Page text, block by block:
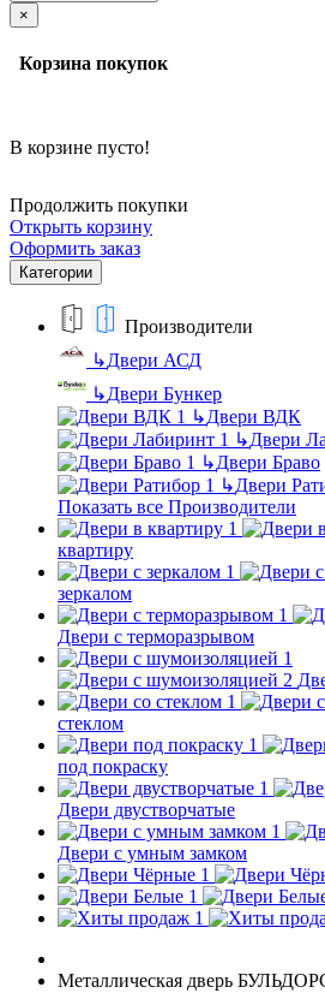
×
Корзина покупок
В корзине пусто!
Продолжить покупки
Открыть корзину
Оформить заказ
Категории
Производители
↳Двери АСД
↳Двери Бункер
↳Двери ВДК
↳Двери
↳Двери Браво
↳Двери
Показать все Производители
квартиру
зеркалом
Двери с терморазрывом
стеклом
под покраску
Двери двустворчатые
Двери с умным замком
Металлическая дверь